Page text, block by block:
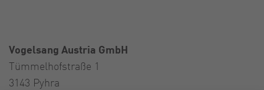
Vogelsang Austria GmbH
Tümmelhofstraße 1
3143 Pyhra